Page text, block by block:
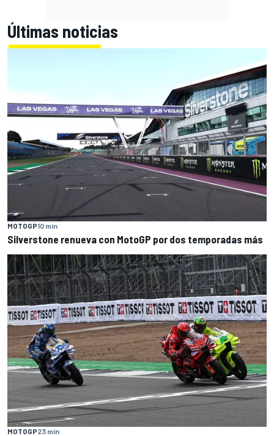
Últimas noticias
MOTOGP10 min
Silverstone renueva con MotoGP por dos temporadas más
MOTOGP23 min